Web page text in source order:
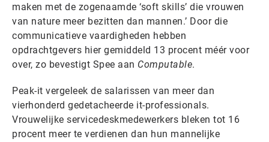
maken met de zogenaamde ‘soft skills’ die vrouwen
van nature meer bezitten dan mannen.’ Door die
communicatieve vaardigheden hebben
opdrachtgevers hier gemiddeld 13 procent méér voor
over, zo bevestigt Spee aan Computable.
Peak-it vergeleek de salarissen van meer dan
vierhonderd gedetacheerde it-professionals.
Vrouwelijke servicedeskmedewerkers bleken tot 16
procent meer te verdienen dan hun mannelijke